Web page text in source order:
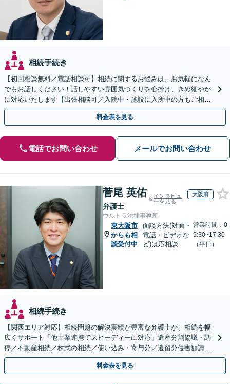
相続手続き
【初回相談無料／電話相談可】相続に関するお悩みは、お気軽になん
でもお話しください！話しやすい雰囲気づくりを心掛け、きめ細やか
に対応いたします【出張相談可／入院中・施設に入所中の方もご相談
ください】【子連れ相談・車いす利用可】
料金表を見る
電話でお問い合わせ メールでお問い合わせ
菅尾 英佑
弁護士
インタビュ
ーを見る
大阪府
ウルトラ法律事務所
東大阪市
からも相
談受付中
面談方法(対面・
電話・ビデオな
ど)は応相談
営業時間：0
9:30~17:30
（平日）
相続手続き
【関西エリア対応】相続問題の解決実績が豊富な弁護士が、相続を幅
広くサポート「他士業連携でスピーディーに対応」遺産分割協議・調
停／不動産相続／株式の相続／使い込み・寄与分／遺留分侵害額請求
／相続放棄（借金の相続）／遺言書作成
料金表を見る